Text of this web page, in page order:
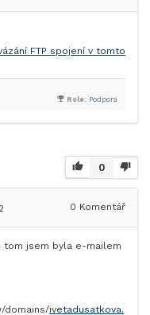
FTP spojení v tomto
Role: Podpora
0
0 Komentář
tom jsem byla e-mailem
domains/ivetadusatkova.